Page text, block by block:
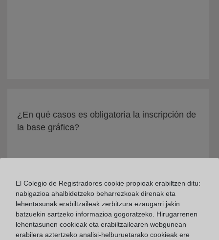
¿En qué casos es obligatoria la inscripción de
la base gráfica?
El Colegio de Registradores cookie propioak erabiltzen ditu:
nabigazioa ahalbidetzeko beharrezkoak direnak eta
lehentasunak erabiltzaileak zerbitzura ezaugarri jakin
batzuekin sartzeko informazioa gogoratzeko. Hirugarrenen
lehentasunen cookieak eta erabiltzailearen webgunean
erabilera aztertzeko analisi-helburuetarako cookieak ere